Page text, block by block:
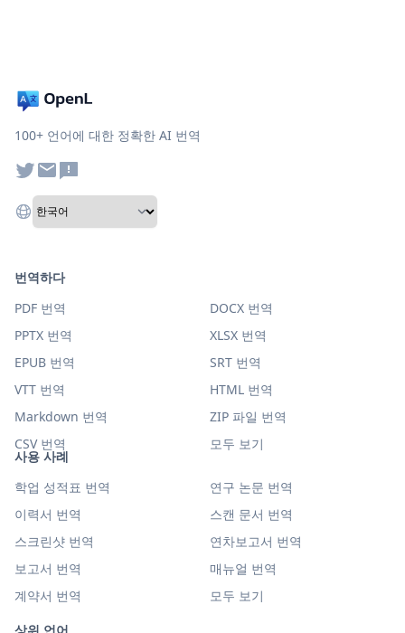
100+ 언어에 대한 정확한 AI 번역
사용 사례
학업 성적표 번역
연구 논문 번역
이력서 번역
스캔 문서 번역
스크린샷 번역
연차보고서 번역
보고서 번역
매뉴얼 번역
계약서 번역
모두 보기
번역하다
PDF 번역
DOCX 번역
PPTX 번역
XLSX 번역
EPUB 번역
SRT 번역
VTT 번역
HTML 번역
Markdown 번역
ZIP 파일 번역
CSV 번역
모두 보기